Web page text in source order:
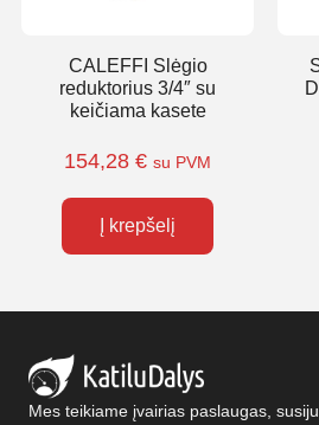
CALEFFI Slėgio
reduktorius 3/4″ su
keičiama kasete
154,28 € su PVM
Į krepšelį
Mes teikiame įvairias paslaugas,